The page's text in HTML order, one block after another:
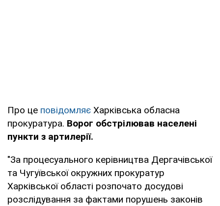
Про це повідомляє Харківська обласна
прокуратура. Ворог обстрілював населені
пункти з артилерії.
"За процесуального керівництва Дергачівської
та Чугуївської окружних прокуратур
Харківської області розпочато досудові
розслідування за фактами порушень законів